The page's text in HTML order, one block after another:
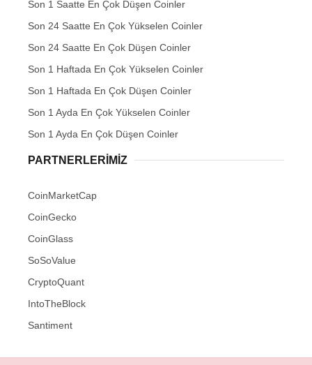
Son 1 Saatte En Çok Düşen Coinler
Son 24 Saatte En Çok Yükselen Coinler
Son 24 Saatte En Çok Düşen Coinler
Son 1 Haftada En Çok Yükselen Coinler
Son 1 Haftada En Çok Düşen Coinler
Son 1 Ayda En Çok Yükselen Coinler
Son 1 Ayda En Çok Düşen Coinler
PARTNERLERIMIZ
CoinMarketCap
CoinGecko
CoinGlass
SoSoValue
CryptoQuant
IntoTheBlock
Santiment